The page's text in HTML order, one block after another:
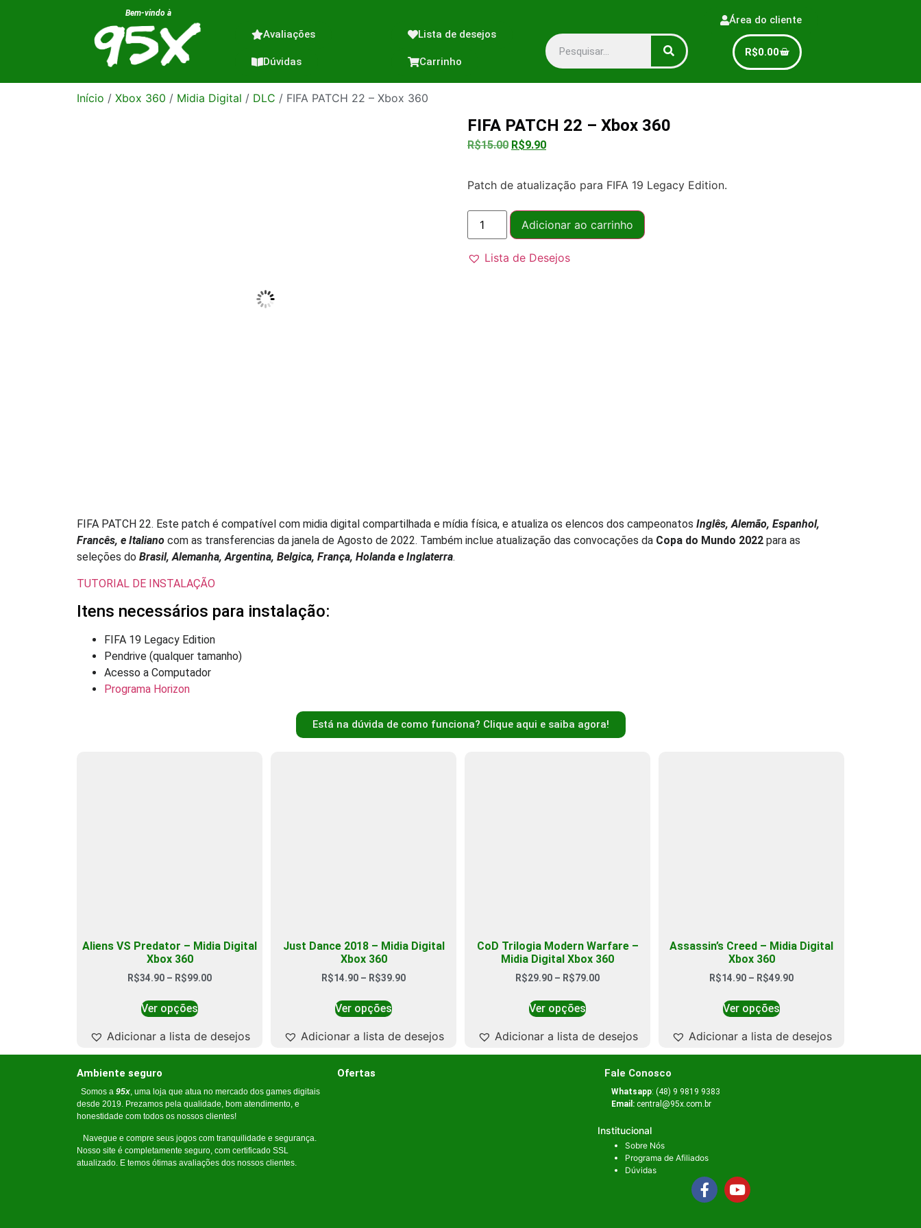
Bem-vindo à
Avaliações
Dúvidas
Lista de desejos
Carrinho
Área do cliente
R$0.00
Início / Xbox 360 / Midia Digital / DLC / FIFA PATCH 22 – Xbox 360
FIFA PATCH 22 – Xbox 360
R$15.00 R$9.90
Patch de atualização para FIFA 19 Legacy Edition.
Adicionar ao carrinho
Lista de Desejos
FIFA PATCH 22. Este patch é compatível com midia digital compartilhada e mídia física, e atualiza os elencos dos campeonatos Inglês, Alemão, Espanhol,
Francês, e Italiano com as transferencias da janela de Agosto de 2022. Também inclue atualização das convocações da Copa do Mundo 2022 para as
seleções do Brasil, Alemanha, Argentina, Belgica, França, Holanda e Inglaterra.
TUTORIAL DE INSTALAÇÃO
Itens necessários para instalação:
FIFA 19 Legacy Edition
Pendrive (qualquer tamanho)
Acesso a Computador
Programa Horizon
Está na dúvida de como funciona? Clique aqui e saiba agora!
Aliens VS Predator – Midia Digital
Xbox 360
R$34.90 – R$99.00
Ver opções
Adicionar a lista de desejos
Just Dance 2018 – Midia Digital
Xbox 360
R$14.90 – R$39.90
Ver opções
Adicionar a lista de desejos
CoD Trilogia Modern Warfare –
Midia Digital Xbox 360
R$29.90 – R$79.00
Ver opções
Adicionar a lista de desejos
Assassin’s Creed – Midia Digital
Xbox 360
R$14.90 – R$49.90
Ver opções
Adicionar a lista de desejos
Ambiente seguro
Somos a 95x, uma loja que atua no mercado dos games digitais
desde 2019. Prezamos pela qualidade, bom atendimento, e
honestidade com todos os nossos clientes!
Navegue e compre seus jogos com tranquilidade e segurança.
Nosso site é completamente seguro, com certificado SSL
atualizado. E temos ótimas avaliações dos nossos clientes.
Ofertas Fale Conosco
Whatsapp: (48) 9 9819 9383
Email:central@95x.com.br
Institucional
Sobre Nós
Programa de Afiliados
Dúvidas